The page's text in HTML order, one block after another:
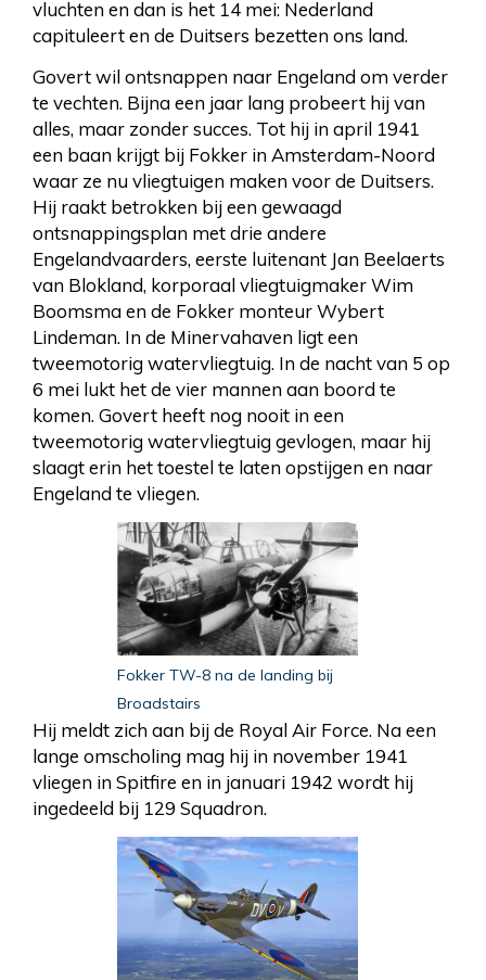
vluchten en dan is het 14 mei: Nederland
capituleert en de Duitsers bezetten ons land.
Govert wil ontsnappen naar Engeland om verder
te vechten. Bijna een jaar lang probeert hij van
alles, maar zonder succes. Tot hij in april 1941
een baan krijgt bij Fokker in Amsterdam-Noord
waar ze nu vliegtuigen maken voor de Duitsers.
Hij raakt betrokken bij een gewaagd
ontsnappingsplan met drie andere
Engelandvaarders, eerste luitenant Jan Beelaerts
van Blokland, korporaal vliegtuigmaker Wim
Boomsma en de Fokker monteur Wybert
Lindeman. In de Minervahaven ligt een
tweemotorig watervliegtuig. In de nacht van 5 op
6 mei lukt het de vier mannen aan boord te
komen. Govert heeft nog nooit in een
tweemotorig watervliegtuig gevlogen, maar hij
slaagt erin het toestel te laten opstijgen en naar
Engeland te vliegen.
Fokker TW-8 na de landing bij
Broadstairs
Hij meldt zich aan bij de Royal Air Force. Na een
lange omscholing mag hij in november 1941
vliegen in Spitfire en in januari 1942 wordt hij
ingedeeld bij 129 Squadron.